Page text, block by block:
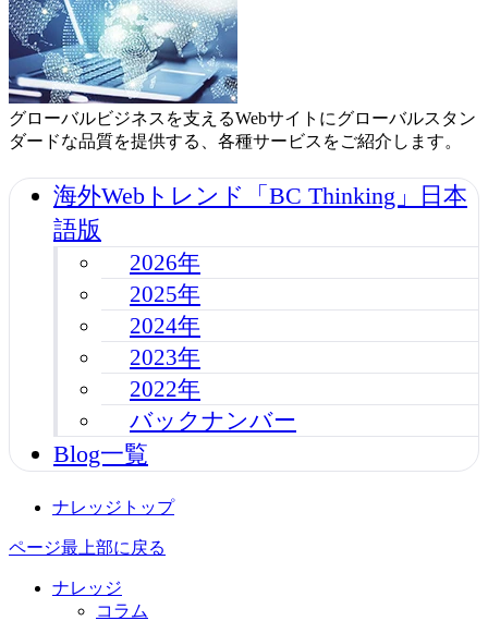
グローバルビジネスを支えるWebサイトにグローバルスタン
ダードな品質を提供する、各種サービスをご紹介します。
海外Webトレンド「BC Thinking」日本
語版
2026年
2025年
2024年
2023年
2022年
バックナンバー
Blog一覧
ナレッジトップ
ページ最上部に戻る
ナレッジ
コラム